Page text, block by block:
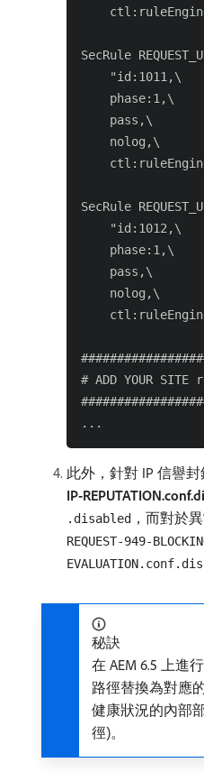
SecRule
    "id:1011,\
    phase:1,\
    pass,\
    nolog,\
SecRule
    "id:1012,\
    phase:1,\
    pass,\
    nolog,\
# ADD YOUR
此外，針對 IP 信譽
IP-
.disabled ，而對於
REQUEST-949-
秘訣
在 AEM 6.5 上進
路徑替換為對應
健康狀況的內部
徑)。